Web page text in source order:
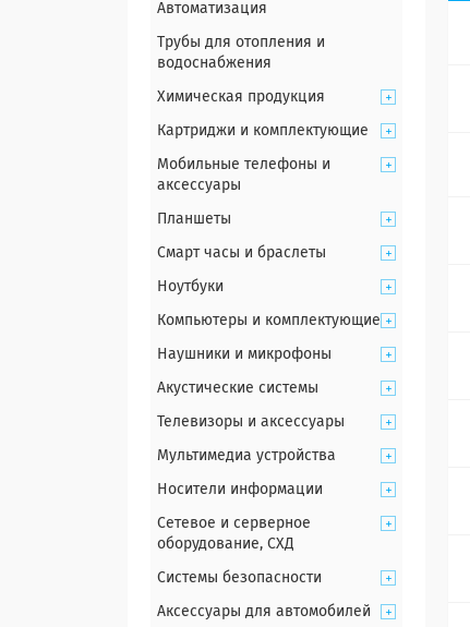
Автоматизация
Трубы для отопления и
водоснабжения
Химическая продукция
Картриджи и комплектующие
Мобильные телефоны и
аксессуары
Планшеты
Смарт часы и браслеты
Ноутбуки
Компьютеры и комплектующие
Наушники и микрофоны
Акустические системы
Телевизоры и аксессуары
Мультимедиа устройства
Носители информации
Сетевое и серверное
оборудование, СХД
Системы безопасности
Аксессуары для автомобилей